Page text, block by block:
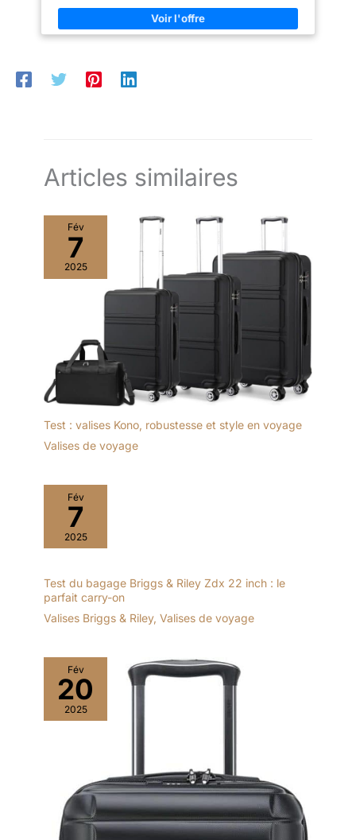
également les
éléments extérieurs
accessoires pour les longs voyages. (L'indication du litre
correspond au volume intérieur.)
Articles similaires
Fév
7
2025
Test : valises Kono, robustesse et style en voyage
Valises de voyage
Fév
7
2025
Test du bagage Briggs & Riley Zdx 22 inch : le
parfait carry-on
Valises Briggs & Riley, Valises de voyage
Fév
20
2025